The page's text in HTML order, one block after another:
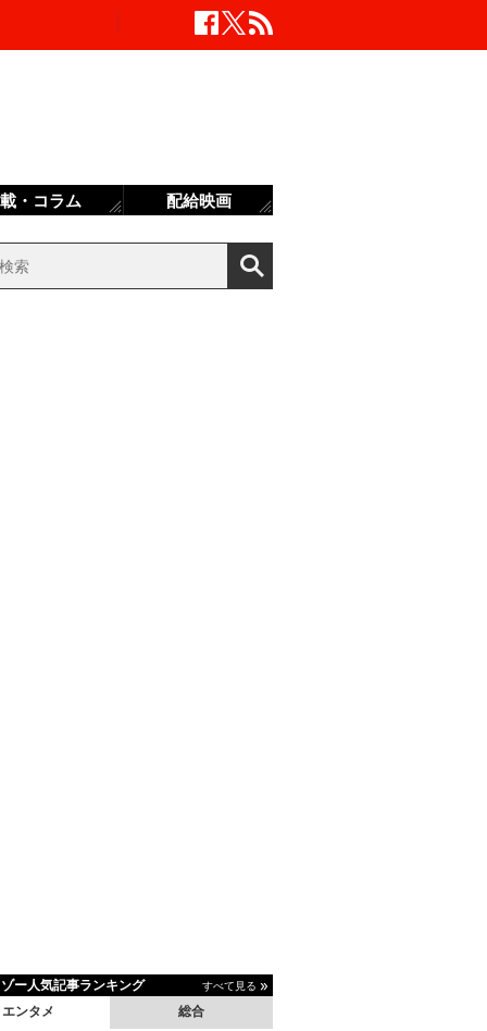
ー人気記事ランキング すべて見る
エンタメ 総合
・コラム 配給映画